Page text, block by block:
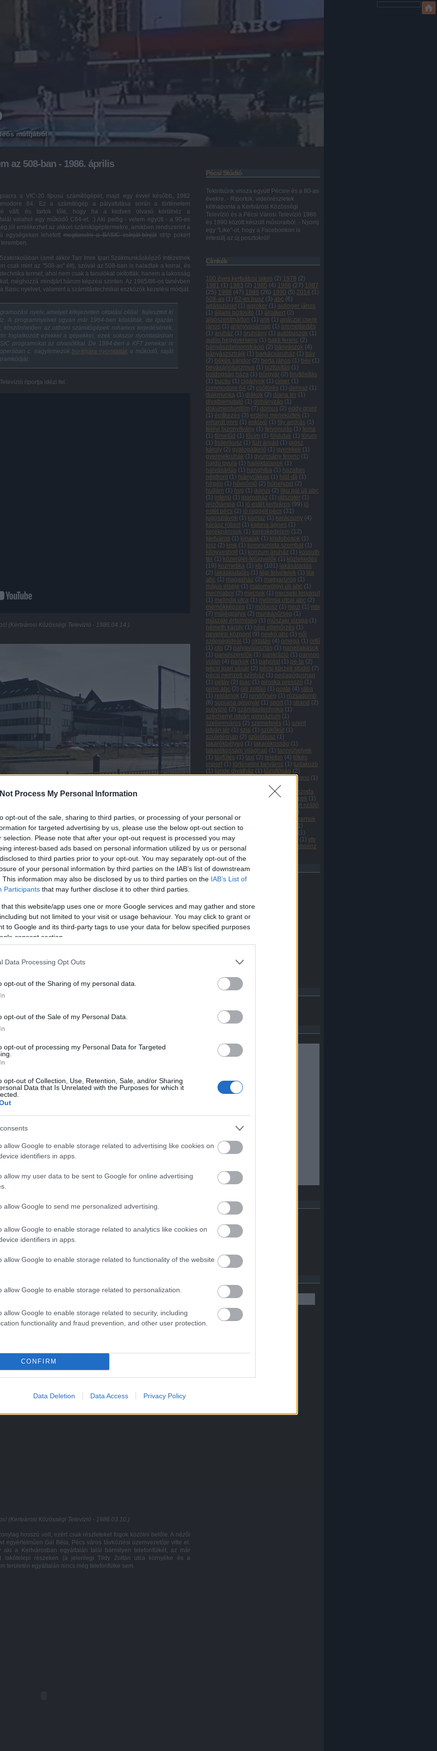
Process My Personal Information
opt-out of the sale, sharing to third parties, or processing of your personal or
for targeted advertising by us, please use the below opt-out section to
selection. Please note that after your opt-out request is processed you may
interest-based ads based on personal information utilized by us or personal
to third parties prior to your opt-out. You may separately opt-out of the
of your personal information by third parties on the IAB’s list of downstream
This information may also be disclosed by us to third parties on the IAB’s List of
Participants that may further disclose it to other third parties.
that this website/app uses one or more Google services and may gather and store
but not limited to your visit or usage behaviour. You may click to grant or
to Google and its third-party tags to use your data for below specified purposes
consent section.
Data Processing Opt Outs
opt-out of the Sharing of my personal data.
opt-out of the Sale of my Personal Data.
opt-out of processing my Personal Data for Targeted
opt-out of Collection, Use, Retention, Sale, and/or Sharing
Data that Is Unrelated with the Purposes for which it
allow Google to enable storage related to advertising like cookies on
identifiers in apps.
allow my user data to be sent to Google for online advertising
allow Google to send me personalized advertising.
allow Google to enable storage related to analytics like cookies on
identifiers in apps.
allow Google to enable storage related to functionality of the website
allow Google to enable storage related to personalization.
allow Google to enable storage related to security, including
functionality and fraud prevention, and other user protection.
CONFIRM
Data Deletion Data Access Privacy Policy
múltjából
Pécsi Stúdió
Tekintsünk vissza együtt Pécsre és a 80-as
évekre. - Riportok, videórészletek
kétnaponta a Kertvárosi Közösségi
Televízió és a Pécsi Városi Televízió 1986
és 1990 között készült műsoraiból. - Nyomj
egy "Like"-ot, hogy a Facebookon is
értesülj az új posztokról!
Címkék
100 éves kertvátosi lakos (2) 1978 (2)
1981 (1) 1983 (2) 1985 (4) 1986 (27) 1987
(25) 1988 (47) 1989 (26) 1990 (5) 2014 (1)
508-as (1) 62-es busz (3) abc (6)
adásszünet (1) agroker (1) aidinger jános
(1) állami biztosító (1) állatkert (2)
alsószentmárton (1) ank (1) apáczai csere
jános (1) aranyvasárnap (1) áremelkedés
(1) áruház (1) áruhiány (1) autóbuszok (1)
autós hegyiverseny (1) bakti ferenc (2)
bányászdemonstráció (2) bányászok (4)
bányászsztrájk (1) barkácsáruház (1) báv
(2) békés sándor (2) berta jános (1) bév (1)
bevásárlóturizmus (1) biztosítás (1)
boldogság háza (1) bőrgyár (2) bruttósítás
(1) bucsu (1) cigányok (1) címer (1)
commodore 64 (2) csőtörés (1) demisz (1)
diákmunka (1) diákok (2) diana tér (1)
divatbemutató (1) dohányzás (1)
dokumentumfilm (7) domus (2) eddy grant
(1) építkezés (3) erdélyi menekültek (1)
erhardt imre (1) esküvő (1) fáy andrás (1)
félévi bizonyítvány (1) felvonulás (1) fema
(1) filmetűd (1) főcím (1) földutak (1) fórum
(1) friderikusz (1) füzi árpád (1) grósz
károly (2) gyalogátkelő (1) gyerekek (1)
gyermekruhák (1) gyurcsány ferenc (1)
hajdú gyula (1) hajléktalanok (1)
halvásárlás (1) hanghiba (1) hazafias
népfront (1) hiánycikkek (1) hild-díj (1)
hírgép (1) hőerőmű (2) hóhelyzet (2)
hullám (1) hvg (1) ikarus (2) ilku pál úti abc
(1) interjú (1) iparosház (1) játszótér (1)
jelzőlámpa (1) jó estét kertváros (99) jó
estét pécs (2) jó reggelt pécs (31)
jugoszlávok (1) kamaz (1) karácsony (4)
kárász róbert (1) katona ágnes (1)
kerékpárosok (1) kereskedelem (12)
kertváros (1) kínaiak (1) kisdobosok (1)
kisz (2) kmk (1) kommunista szombat (1)
könyvesbolt (1) konzum áruház (1) kossuth
tér (1) közerület-felügyelők (1) közlekedés
(19) kozmetika (1) ktv (101) lakásátadás
(2) lakáskiutalás (1) légi felvételek (1) lila
abc (1) magasház (2) magyarürög (1)
május elseje (1) malomvölgyi úti abc (1)
mechlabor (2) mecsek (1) mecseki kisvasút
(1) melinda utca (1) melinda utcai abc (2)
mérnökképzés (1) möbiusz (1) mozi (1) mtv
(7) műjégpálya (2) munkásőrség (1)
műszaki értelmiség (1) műszaki vizsga (1)
németh károly (1) népi ellenőrzés (1)
nevelési központ (9) nevkó abc (1) női
szépségideál (1) oktatás (4) omega (1) orfű
(1) otp (2) pályaválasztás (1) panellakások
(1) panelszerelők (1) pankráció (1) pannon
volán (4) parkok (1) patyolat (1) pe-ta (2)
pécsi ipari vásár (2) pécsi körzeti stúdió (7)
pécsi nemzeti színház (1) pedagógusnap
(1) pétáv (2) piac (1) piroska presszó (1)
piros abc (2) piti zoltán (1) posta (4) rába
(1) reklámok (2) rendőrség (1) rózsadomb
(8) sopiana gépgyár (1) sport (1) strand (2)
sulivízió (2) számítástechnika (1)
széchenyi istván gimnázium (1)
szellemváros (2) szemetelés (1) szent
istván tér (1) szja (1) szökőkút (1)
születésnap (2) szűrőbusz (1)
takarékbélyeg (1) takarékosság (1)
takarékossági világnap (1) tanműhelyek
(1) távfűtés (1) taxi (2) telefon (4) tőkés
import (1) történelmi belváros (1) tudakozó
(1) tünde divatház (1) tűzoltóság (2)
tűzvédelem (1) tv-computer (1) újságos (1)
uránbánya (
uránváros
uszoda
útkarbantartó gépek (1)
vadászkürt szálló
)
városgondnokság
városi sportcsarnok
(1) varsány utca 1)
(1)
videoklip (1 (1) vtv
(31) zászló (1) zöldövezetek
zsebpénz
Címkefelhő
Archívum
2014 augusztus
2014 július (13
2014 június (
2014 január
Blogajánló
Budapest Anno
Feedek
bejegyzések
Atom
az 508-ban - 1986. április
a VIC-20 típusú számítógépét, majd egy évvel később, 1982
64. Ez a számítógép a pályafutása során a történelem
vált, és tartok tőle, hogy ha a kedves olvasó körülnéz a
valahol egy működő C64-et. :) Aki pedig - velem együtt - a 90-es
jól emlékezhet az akkori számítógéptermekre, amikben rendszerint a
egységeken lehetettmegtanulni a BASIC csínját-bínját strip pokert
(amit akkor Tarr Imre Ipari Szakmunkásképző Intézetnek
csak mint az "508-as" élt), szóval az 508-ban is haladtak a korral, és
termet, ahol nem csak a tanulókat okították, hanem a lakosság
méghozzá mindjárt három képzési szinten. Az 1985/86-os tanévben
Basic nyelvet, valamint a számítástechnikai eszközök kezelési módját.
nyelv, amelyet kifejezetten oktatási céllal fejlesztett ki
A programnyelvet ugyan már 1964-ben kitalálták, de igazán
köszönhetően az otthoni számítógépek rohamos terjedésének.
foglalkozott ezekkel a gépekkel, ezek sokszor nyomtatásban
programokat az olvasókkal. De 1984-ben a KFT zenekar is
c. nagylemezük borítójára nyomtatták a működő, saját
riportja idézi fel.
(Kertvárosi Közösségi Televízió - 1986.04.14.)
és Szakiskola 2012 februárjában. (Forrás: Google Street View)
commodore 64 ktvjó estét kertváros
1986 elején
lakosra 28 vezetékes fővonal és 117 mobil-előfizetés jut, a
része. 30 éve azonban még egészen más volt a
8 telefonvonal jutott, az átlagos várakozási idő "mezei"
pedig sokak számára kilátástalannak tűnt. Tovább bonyolította a
egyáltalán nem volt egyértelmű, hogy ha valaki költözött, akkor -
lakásban is kapott telefonkészüléket.
volt jobb a helyzet, gyerekkorunkból még sokan emlékezhetünk a
aprópénzre, a nem működő fülkés telefonokra. De ha volt fülke is,
hogy azonnal kaptunk vonalat.
hogy Kertvárosban a Németh László utcában a Posta
volt egy 1000 vonal kapacitású konténerközpontot
helyezni. Ezeket a központokat a BHG Híradástechnikai
Vállalat gyártotta, és a vidéki nagyvárosok mellett Budapest több
is megtalálhatóak voltak. Nagy előnyük volt, hogy
voltak, így gyorsan lehetett a segítségükkel
A pécsi konténerközpontot véglegesen csak az 1990-re
váltotta ki.
mellett több, gyakran azzal párhuzamos nyomvonalon
hálózat épült ki a magas rangú párt, állami, tanácsi és
K-vonal. De külön vonala volt a vasútnak, az olajiparnak, az
is. 1985-ben a különhálózatokban telepített kábelek
hálózat kábeleinek hosszával.
lakónak volt telefonja, a várakozók száma a városrészben 4022, a
(A teljes városra vonatkozóan nagyjából 11 ezer ember várt
tíz éve adta be az igénylését.) Ilyen körülmények között tartottak
Televízióban, ahol a nézői kérdésekre a Magyar Posta pécsi vezetői
kisfilmmel indult:
(Kertvárosi Közösségi Televízió - 1986.03.10.)
hosszú volt, ezért csak részleteket fogok közölni belőle. A nézői
egyértelműen Gál Béla, Pécs város távközlési üzemvezetője vitte el.
aki a Kertvárosban egyáltalán talál bármilyen telefonfülkét, az már
lakótelepi részeken (a jelenlegi Tildy Zoltán utca környéke és a
területén egyáltalán nincs még telefonfülke sem.